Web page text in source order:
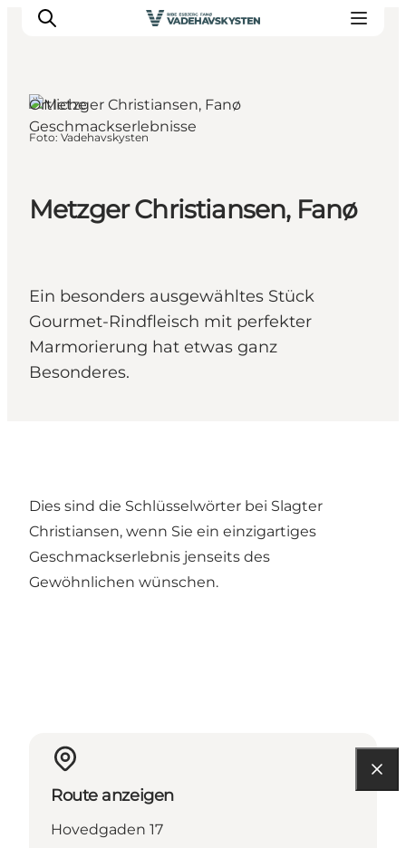
Fanø
Mandø
Veranstaltungen
Metzger Christiansen, Fanø
Ein besonders ausgewähltes Stück
Gourmet-Rindfleisch mit perfekter
Marmorierung hat etwas ganz
Besonderes.
Örtliche
Geschmackserlebnisse
Foto: Vadehavskysten
Dies sind die Schlüsselwörter bei Slagter
Christiansen, wenn Sie ein einzigartiges
Geschmackserlebnis jenseits des
Gewöhnlichen wünschen.
Route anzeigen
Hovedgaden 17